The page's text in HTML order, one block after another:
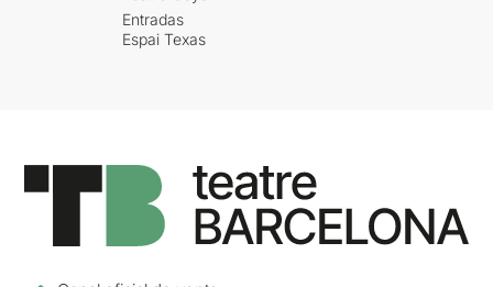
Entradas
Espai Texas